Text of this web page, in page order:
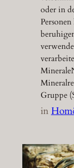
oder in
Gruppe
in